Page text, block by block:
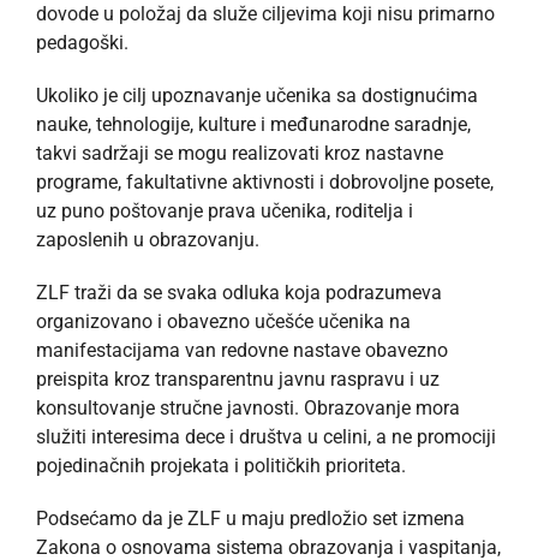
dovode u položaj da služe ciljevima koji nisu primarno
pedagoški.
Ukoliko je cilj upoznavanje učenika sa dostignućima
nauke, tehnologije, kulture i međunarodne saradnje,
takvi sadržaji se mogu realizovati kroz nastavne
programe, fakultativne aktivnosti i dobrovoljne posete,
uz puno poštovanje prava učenika, roditelja i
zaposlenih u obrazovanju.
ZLF traži da se svaka odluka koja podrazumeva
organizovano i obavezno učešće učenika na
manifestacijama van redovne nastave obavezno
preispita kroz transparentnu javnu raspravu i uz
konsultovanje stručne javnosti. Obrazovanje mora
služiti interesima dece i društva u celini, a ne promociji
pojedinačnih projekata i političkih prioriteta.
Podsećamo da je ZLF u maju predložio set izmena
Zakona o osnovama sistema obrazovanja i vaspitanja,